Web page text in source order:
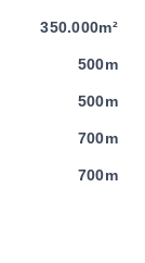
350.000m²
500m
500m
700m
700m